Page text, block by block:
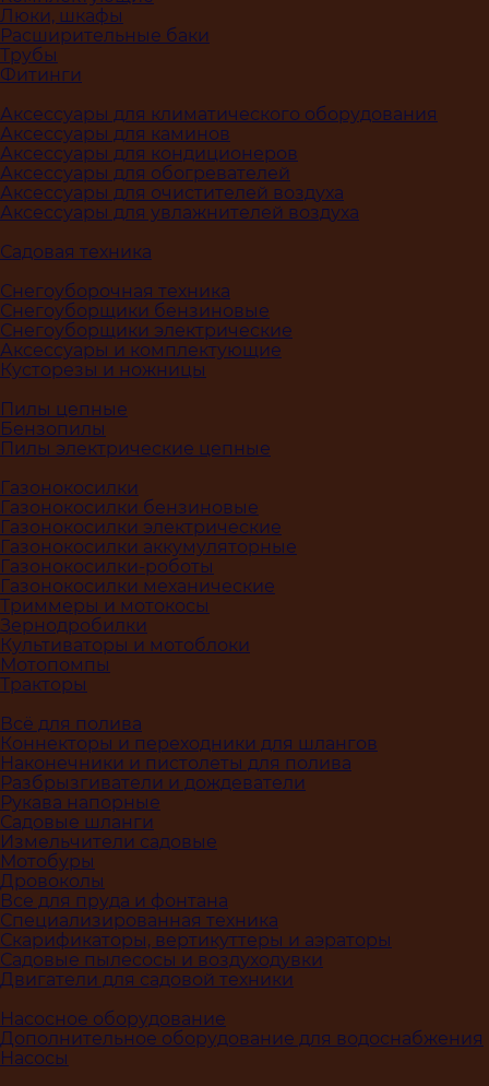
Люки, шкафы
Расширительные баки
Трубы
Фитинги
Аксессуары для климатического оборудования
Аксессуары для каминов
Аксессуары для кондиционеров
Аксессуары для обогревателей
Аксессуары для очистителей воздуха
Аксессуары для увлажнителей воздуха
Садовая техника
Снегоуборочная техника
Снегоуборщики бензиновые
Снегоуборщики электрические
Аксессуары и комплектующие
Кусторезы и ножницы
Пилы цепные
Бензопилы
Пилы электрические цепные
Газонокосилки
Газонокосилки бензиновые
Газонокосилки электрические
Газонокосилки аккумуляторные
Газонокосилки-роботы
Газонокосилки механические
Триммеры и мотокосы
Зернодробилки
Культиваторы и мотоблоки
Мотопомпы
Тракторы
Всё для полива
Коннекторы и переходники для шлангов
Наконечники и пистолеты для полива
Разбрызгиватели и дождеватели
Рукава напорные
Садовые шланги
Измельчители садовые
Мотобуры
Дровоколы
Все для пруда и фонтана
Специализированная техника
Скарификаторы, вертикуттеры и аэраторы
Садовые пылесосы и воздуходувки
Двигатели для садовой техники
Насосное оборудование
Дополнительное оборудование для водоснабжения
Насосы